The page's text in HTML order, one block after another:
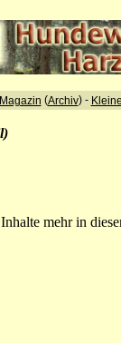
Magazin (Archiv) -
mehr in